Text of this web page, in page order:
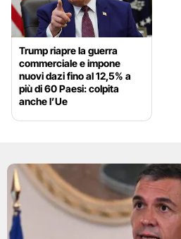
Trump riapre la guerra
commerciale e impone
nuovi dazi fino al 12,5% a
più di 60 Paesi: colpita
anche l’Ue